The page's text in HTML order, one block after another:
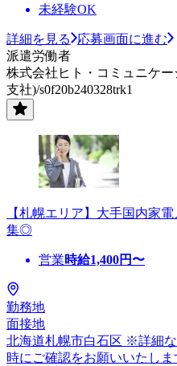
未経験OK
詳細を見る
応募画面に進む
派遣労働者
株式会社ヒト・コミュニケ
支社)/s0f20b240328trk1
【札幌エリア】大手国内家
集◎
営業時給1,400円〜
勤務地
面接地
北海道札幌市白石区 ※詳細
時にご確認をお願いいたしま